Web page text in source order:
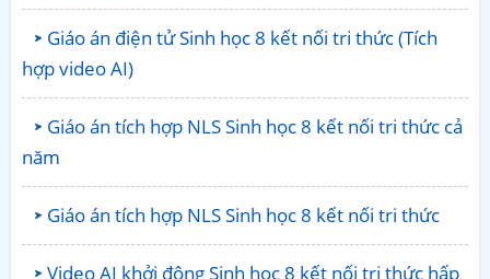
Giáo án điện tử Sinh học 8 kết nối tri thức (Tích
hợp video AI)
Giáo án tích hợp NLS Sinh học 8 kết nối tri thức cả
năm
Giáo án tích hợp NLS Sinh học 8 kết nối tri thức
Video AI khởi động Sinh học 8 kết nối tri thức hấp